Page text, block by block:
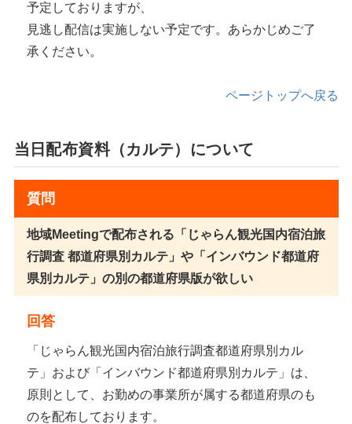
予定しておりますが、
見逃し配信は実施しない予定です。あらかじめご了
承ください。
ページトップへ戻る
当日配布資料（カルテ）について
質問
地域Meetingで配布される「じゃらん観光国内宿泊旅
行調査 都道府県別カルテ」や「インバウンド都道府
県別カルテ」の別の都道府県版が欲しい
回答
「じゃらん観光国内宿泊旅行調査都道府県別カル
テ」および「インバウンド都道府県別カルテ」は、
原則として、お勤めの事業所が属する都道府県のも
のを配布しております。